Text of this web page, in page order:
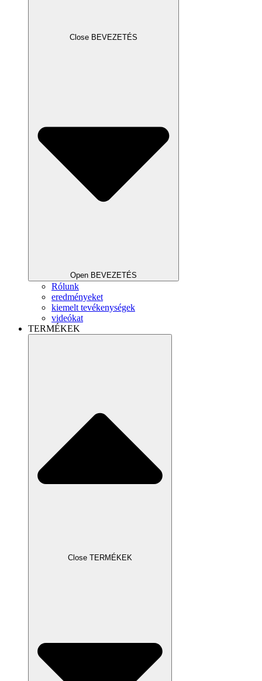
Close BEVEZETÉS
Open BEVEZETÉS
Rólunk
eredményeket
kiemelt tevékenységek
videókat
TERMÉKEK
Close TERMÉKEK